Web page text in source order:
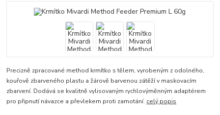
Precizně zpracované method krmítko s tělem, vyrobeným z odolného,
kouřově zbarveného plastu a žárově barvenou zátěží v maskovacím
zbarvení. Dodává se kvalitně vylisovaným rychlovýměnným adaptérem
pro připnutí návazce a převlekem proti zamotání. celý popis